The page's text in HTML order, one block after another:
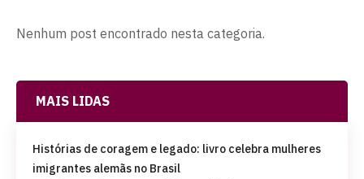
Nenhum post encontrado nesta categoria.
MAIS LIDAS
Histórias de coragem e legado: livro celebra mulheres
imigrantes alemãs no Brasil